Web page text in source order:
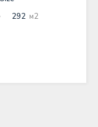
292 м2